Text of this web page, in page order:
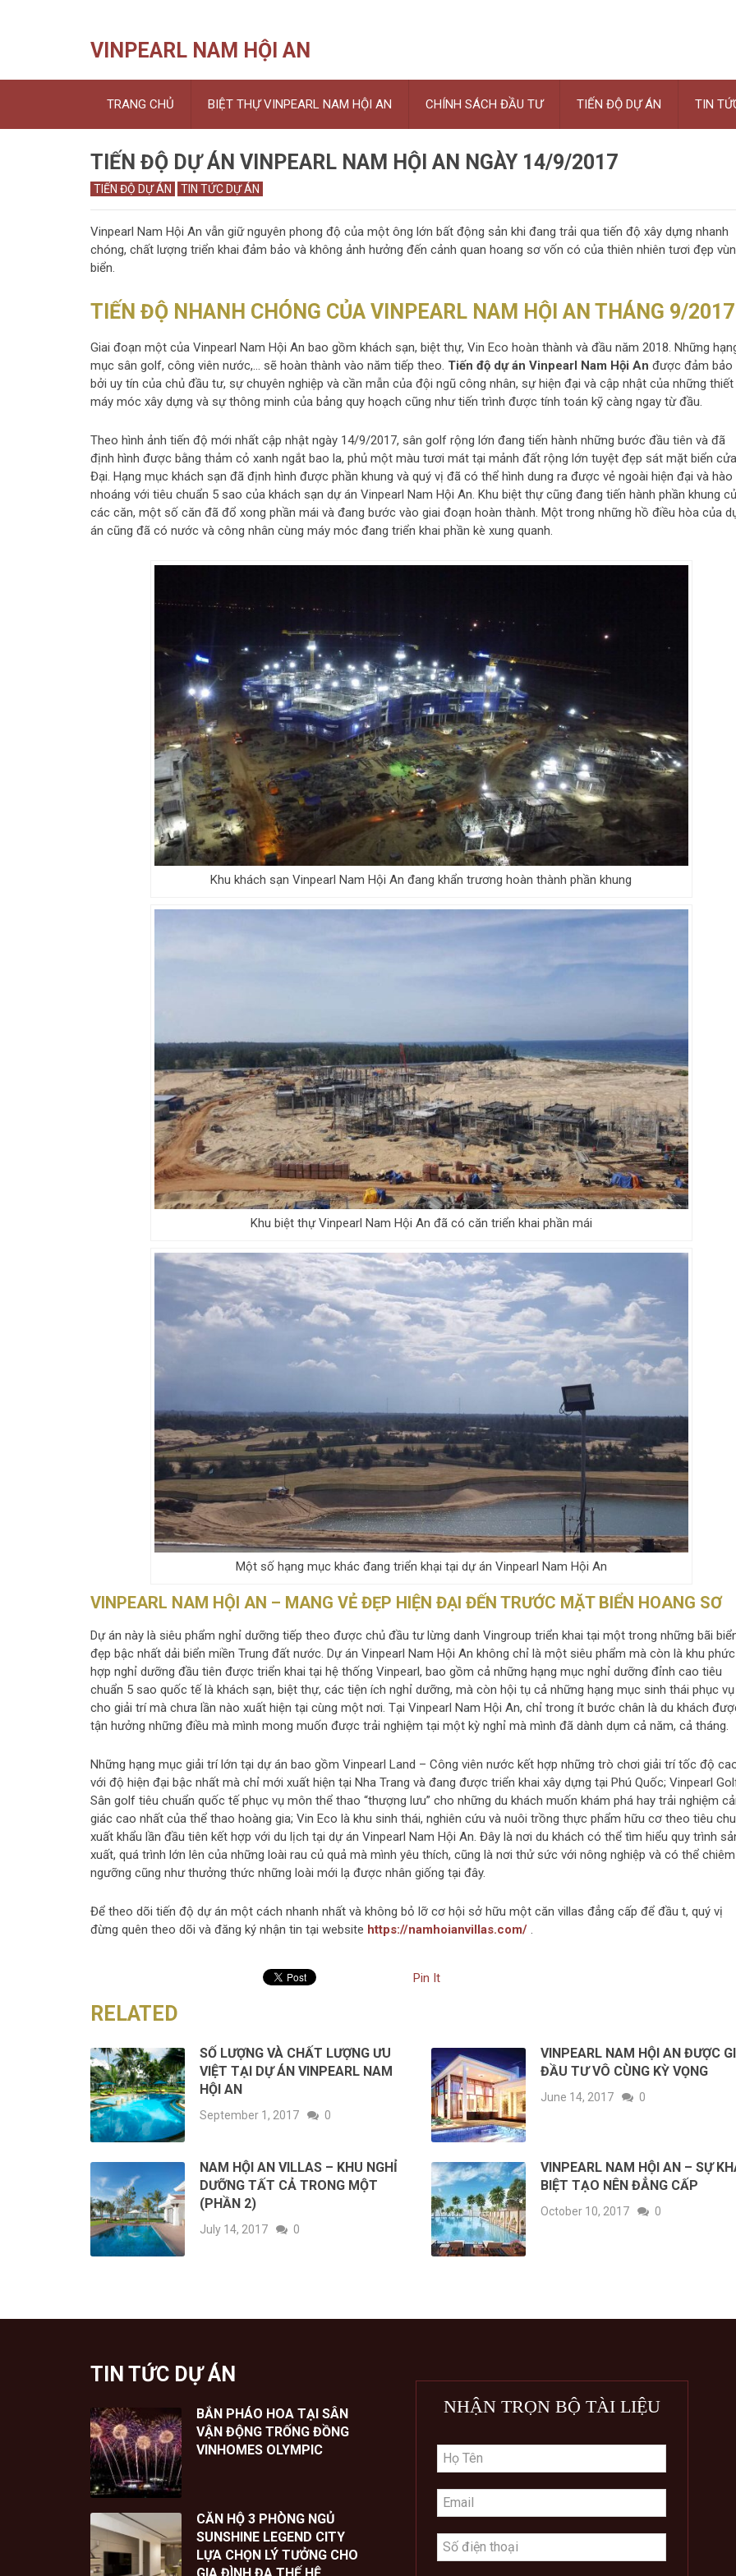
VINPEARL NAM HỘI AN
TRANG CHỦ BIỆT THỰ VINPEARL NAM HỘI AN CHÍNH SÁCH ĐẦU TƯ TIẾN ĐỘ DỰ ÁN TIN
TIẾN ĐỘ DỰ ÁN VINPEARL NAM HỘI AN NGÀY 14/9/2017
TIẾN ĐỘ DỰ ÁN TIN TỨC DỰ ÁN
Vinpearl Nam Hội An vẫn giữ nguyên phong độ của một ông lớn bất động sản khi đang trải qua tiến độ xây dựng nhanh
chóng, chất lượng triển khai đảm bảo và không ảnh hưởng đến cảnh quan hoang sơ vốn có của thiên nhiên tươi đẹp
biển.
TIẾN ĐỘ NHANH CHÓNG CỦA VINPEARL NAM HỘI AN THÁNG 9/2017
Giai đoạn một của Vinpearl Nam Hội An bao gồm khách sạn, biệt thự, Vin Eco hoàn thành và đầu năm 2018. Những
mục sân golf, công viên nước,… sẽ hoàn thành vào năm tiếp theo. Tiến độ dự án Vinpearl Nam Hội An được đảm bảo
bởi uy tín của chủ đầu tư, sự chuyên nghiệp và cần mẫn của đội ngũ công nhân, sự hiện đại và cập nhật của những thiết
máy móc xây dựng và sự thông minh của bảng quy hoạch cũng như tiến trình được tính toán kỹ càng ngay từ đầu.
Theo hình ảnh tiến độ mới nhất cập nhật ngày 14/9/2017, sân golf rộng lớn đang tiến hành những bước đầu tiên và đã
định hình được bằng thảm cỏ xanh ngắt bao la, phủ một màu tươi mát tại mảnh đất rộng lớn tuyệt đẹp sát mặt biển cửa
Đại. Hạng mục khách sạn đã định hình được phần khung và quý vị đã có thể hình dung ra được vẻ ngoài hiện đại và hào
nhoáng với tiêu chuẩn 5 sao của khách sạn dự án Vinpearl Nam Hội An. Khu biệt thự cũng đang tiến hành phần khung
các căn, một số căn đã đổ xong phần mái và đang bước vào giai đoạn hoàn thành. Một trong những hồ điều hòa của
án cũng đã có nước và công nhân cùng máy móc đang triển khai phần kè xung quanh.
Khu khách sạn Vinpearl Nam Hội An đang khẩn trương hoàn thành phần khung
Khu biệt thự Vinpearl Nam Hội An đã có căn triển khai phần mái
Một số hạng mục khác đang triển khại tại dự án Vinpearl Nam Hội An
VINPEARL NAM HỘI AN – MANG VẺ ĐẸP HIỆN ĐẠI ĐẾN TRƯỚC MẶT BIỂN HOANG SƠ
Dự án này là siêu phẩm nghỉ dưỡng tiếp theo được chủ đầu tư lừng danh Vingroup triển khai tại một trong những bãi
đẹp bậc nhất dải biển miền Trung đất nước. Dự án Vinpearl Nam Hội An không chỉ là một siêu phẩm mà còn là khu phức
hợp nghỉ dưỡng đầu tiên được triển khai tại hệ thống Vinpearl, bao gồm cả những hạng mục nghỉ dưỡng đỉnh cao tiêu
chuẩn 5 sao quốc tế là khách sạn, biệt thự, các tiện ích nghỉ dưỡng, mà còn hội tụ cả những hạng mục sinh thái phục vụ
cho giải trí mà chưa lần nào xuất hiện tại cùng một nơi. Tại Vinpearl Nam Hội An, chỉ trong ít bước chân là du khách
tận hưởng những điều mà mình mong muốn được trải nghiệm tại một kỳ nghỉ mà mình đã dành dụm cả năm, cả tháng.
Những hạng mục giải trí lớn tại dự án bao gồm Vinpearl Land – Công viên nước kết hợp những trò chơi giải trí tốc độ
với độ hiện đại bậc nhất mà chỉ mới xuất hiện tại Nha Trang và đang được triển khai xây dựng tại Phú Quốc; Vinpearl
Sân golf tiêu chuẩn quốc tế phục vụ môn thể thao “thượng lưu” cho những du khách muốn khám phá hay trải nghiệm
giác cao nhất của thể thao hoàng gia; Vin Eco là khu sinh thái, nghiên cứu và nuôi trồng thực phẩm hữu cơ theo tiêu
xuất khẩu lần đầu tiên kết hợp với du lịch tại dự án Vinpearl Nam Hội An. Đây là nơi du khách có thể tìm hiểu quy trình
xuất, quá trình lớn lên của những loài rau củ quả mà mình yêu thích, cũng là nơi thử sức với nông nghiệp và có thể chiêm
ngưỡng cũng như thưởng thức những loài mới lạ được nhân giống tại đây.
Để theo dõi tiến độ dự án một cách nhanh nhất và không bỏ lỡ cơ hội sở hữu một căn villas đẳng cấp để đầu t, quý vị
đừng quên theo dõi và đăng ký nhận tin tại website https://namhoianvillas.com/ .
Pin It
RELATED
SỐ LƯỢNG VÀ CHẤT LƯỢNG ƯU
VIỆT TẠI DỰ ÁN VINPEARL NAM
HỘI AN
September 1, 2017 0
VINPEARL NAM HỘI AN ĐƯỢC
ĐẦU TƯ VÔ CÙNG KỲ VỌNG
June 14, 2017 0
NAM HỘI AN VILLAS – KHU NGHỈ
DƯỠNG TẤT CẢ TRONG MỘT
(PHẦN 2)
July 14, 2017 0
VINPEARL NAM HỘI AN – SỰ
BIỆT TẠO NÊN ĐẲNG CẤP
October 10, 2017 0
TIN TỨC DỰ ÁN
BẮN PHÁO HOA TẠI SÂN
VẬN ĐỘNG TRỐNG ĐỒNG
VINHOMES OLYMPIC
CĂN HỘ 3 PHÒNG NGỦ
SUNSHINE LEGEND CITY
LỰA CHỌN LÝ TƯỞNG CHO
NHẬN TRỌN BỘ TÀI LIỆU